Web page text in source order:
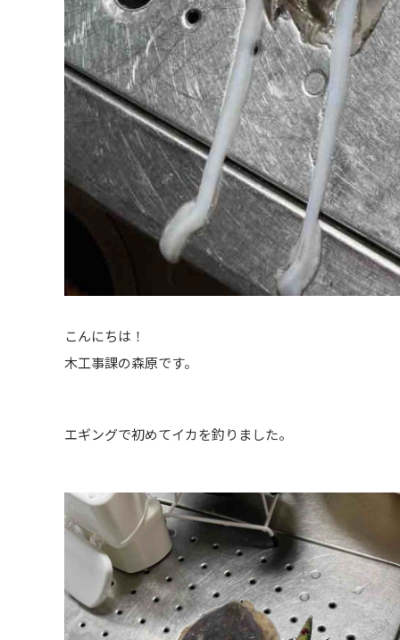
こんにちは！
木工事課の森原です。
エギングで初めてイカを釣りました。